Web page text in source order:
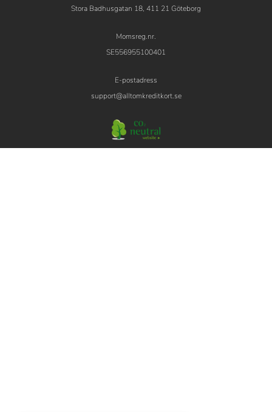
Stora Badhusgatan 18, 411 21 Göteborg
Momsreg.nr.
SE556955100401
E-postadress
support@alltomkreditkort.se